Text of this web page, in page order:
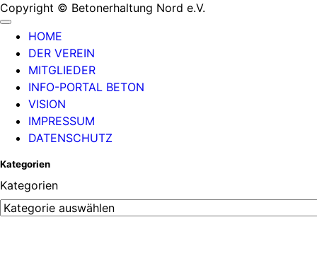
Copyright © Betonerhaltung Nord e.V.
HOME
DER VEREIN
MITGLIEDER
INFO-PORTAL BETON
VISION
IMPRESSUM
DATENSCHUTZ
Kategorien
Kategorien